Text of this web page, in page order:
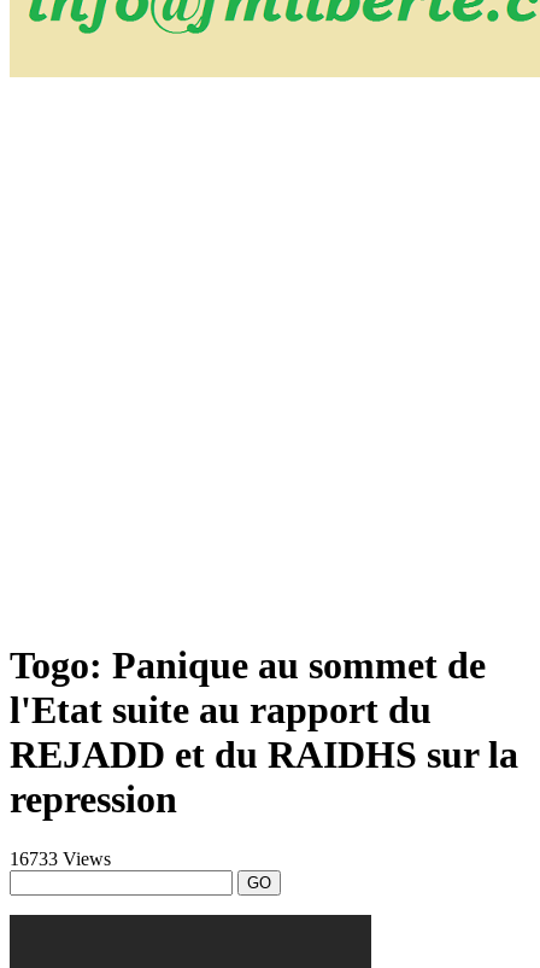
Togo: Panique au sommet de
l'Etat suite au rapport du
REJADD et du RAIDHS sur la
repression
16733 Views
GO